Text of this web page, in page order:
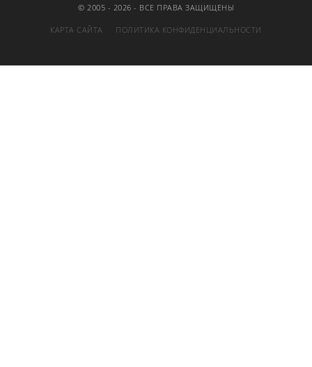
© 2005 - 2026 - ВСЕ ПРАВА ЗАЩИЩЕНЫ
КАРТА САЙТА ПОЛИТИКА КОНФИДЕНЦИАЛЬНОСТИ